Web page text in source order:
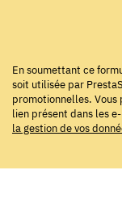
En soumettant ce
soit utilisée par
promotionnelles. Vous
lien présent dans les
la gestion de vos